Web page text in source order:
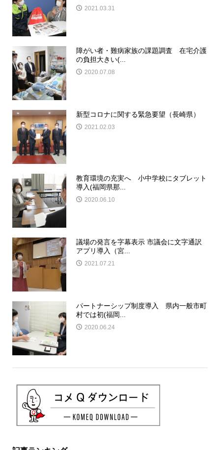
2021.03.31
障がい者・難病家族の課題調査 在宅介護
の負担大きい(...
2020.07.08
新型コロナに関する緊急要望（長崎県）
2021.02.03
教育環境の充実へ 小中学校にタブレット
導入(福岡県那...
2020.06.10
議場の発言を字幕表示 市議会に文字通訳
アプリ導入（宮...
2021.07.21
パートナーシップ制度導入 県内一般市町
村では初(福岡...
2020.06.24